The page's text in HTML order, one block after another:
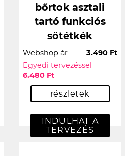
bőrtok asztali
tartó funkciós
sötétkék
Webshop ár
3.490 Ft
Egyedi tervezéssel
6.480 Ft
részletek
INDULHAT A
TERVEZÉS